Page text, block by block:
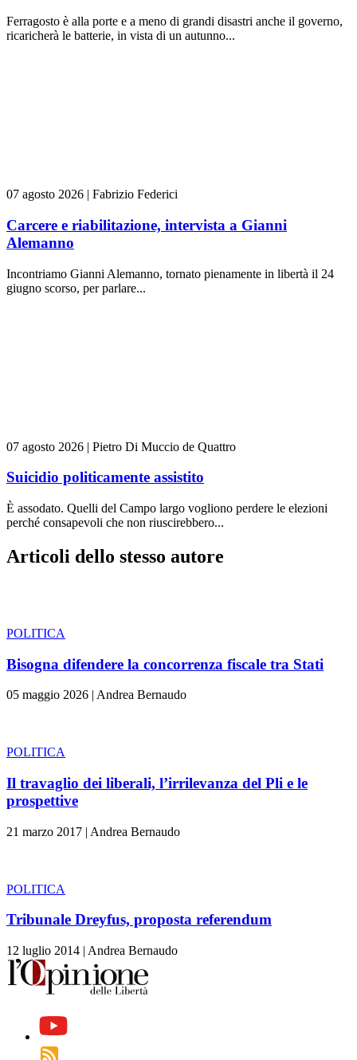
Ferragosto è alla porte e a meno di grandi disastri anche il governo,
ricaricherà le batterie, in vista di un autunno...
07 agosto 2026 | Fabrizio Federici
Carcere e riabilitazione, intervista a Gianni
Alemanno
Incontriamo Gianni Alemanno, tornato pienamente in libertà il 24
giugno scorso, per parlare...
07 agosto 2026 | Pietro Di Muccio de Quattro
Suicidio politicamente assistito
È assodato. Quelli del Campo largo vogliono perdere le elezioni
perché consapevoli che non riuscirebbero...
Articoli dello stesso autore
POLITICA
Bisogna difendere la concorrenza fiscale tra Stati
05 maggio 2026 | Andrea Bernaudo
POLITICA
Il travaglio dei liberali, l’irrilevanza del Pli e le
prospettive
21 marzo 2017 | Andrea Bernaudo
POLITICA
Tribunale Dreyfus, proposta referendum
12 luglio 2014 | Andrea Bernaudo